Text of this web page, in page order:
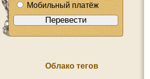
Мобильный платёж
Облако тегов